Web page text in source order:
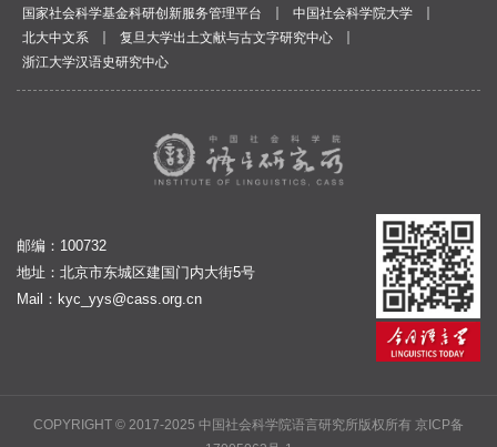
国家社会科学基金科研创新服务管理平台
中国社会科学院大学
北大中文系
复旦大学出土文献与古文字研究中心
浙江大学汉语史研究中心
邮编：100732
地址：北京市东城区建国门内大街5号
Mail： kyc_yys@cass.org.cn
COPYRIGHT © 2017-2025 中国社会科学院语言研究所版权所有 京ICP备